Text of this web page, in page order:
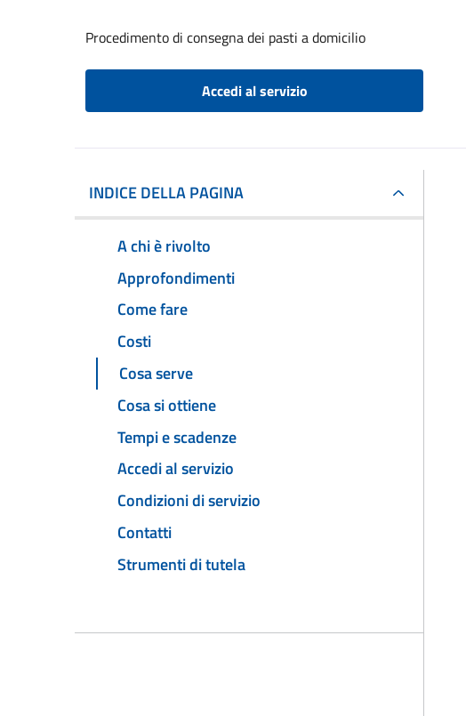
Procedimento di consegna dei pasti a domicilio
Accedi al servizio
INDICE DELLA PAGINA
A chi è rivolto
Approfondimenti
Come fare
Costi
Cosa serve
Cosa si ottiene
Tempi e scadenze
Accedi al servizio
Condizioni di servizio
Contatti
Strumenti di tutela